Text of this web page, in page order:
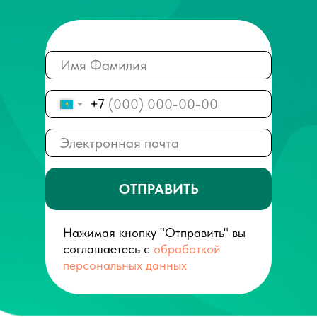
Нажимая кнопку "Отправить" вы
соглашаетесь с обработкой
персональных данных
+7
ОТПРАВИТЬ